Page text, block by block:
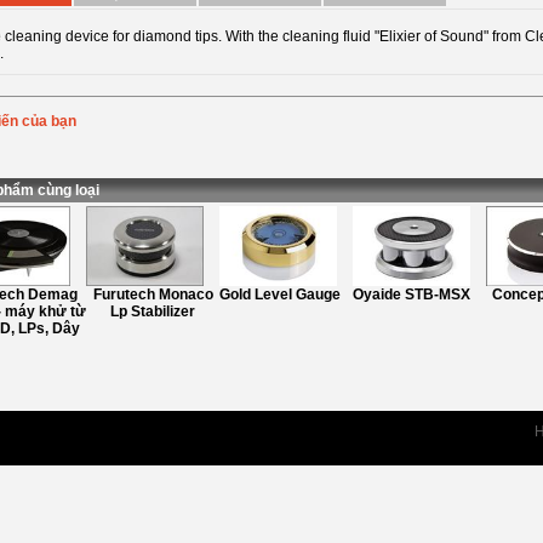
cleaning device for diamond tips. With the cleaning fluid "Elixier of Sound" from
của bạn
: cùng loại
Demag
máy khử từ
LPs, Dây
Furutech Monaco
Lp Stabilizer
Gold Level Gauge Oyaide STB-MSX